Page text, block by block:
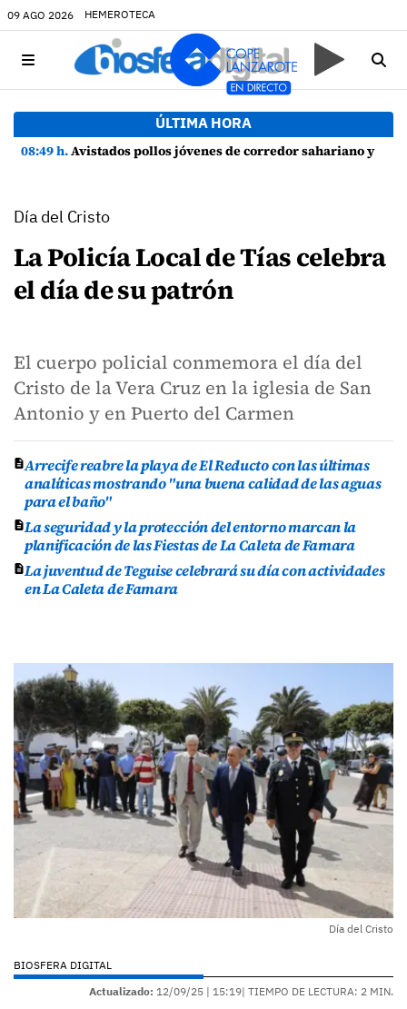
09 AGO 2026 HEMEROTECA
ÚLTIMA HORA
08:49 h.Avistados pollos jóvenes de corredor sahariano y episodios de cortejo de hubara cerca del rally de Lanzarote
Día del Cristo
La Policía Local de Tías celebra
el día de su patrón
El cuerpo policial conmemora el día del
Cristo de la Vera Cruz en la iglesia de San
Antonio y en Puerto del Carmen
Arrecife reabre la playa de El Reducto con las últimas
analíticas mostrando "una buena calidad de las aguas
para el baño"
La seguridad y la protección del entorno marcan la
planificación de las Fiestas de La Caleta de Famara
La juventud de Teguise celebrará su día con actividades
en La Caleta de Famara
Día del Cristo
BIOSFERA DIGITAL
Actualizado: 12/09/25 | 15:19| TIEMPO DE LECTURA: 2 MIN.